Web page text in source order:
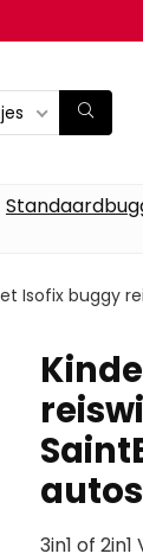
Isofix buggy
3in1 of